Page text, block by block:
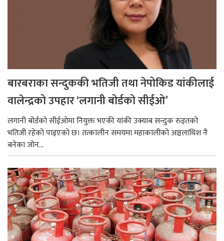
बारबराका सन्दुककी भतिजी तथा नेपोकिड यांकीलाई
वालेन्द्रको उपहार ‘लगानी बोर्डको सीईओ’
लगानी बोर्डको सीईओमा नियुक्त भएकी यांकी उक्याब सन्दुक रुइतको
भतिजी रहेको पाइएको छ। तत्कालीन समयमा महाकालीको अञ्चलाधिश नै
बनेका जोन...